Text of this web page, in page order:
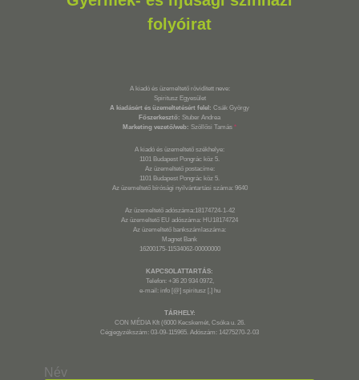
folyóirat
A kiadó és üzemeltető rövidített neve:
Spiritusz Egyesület
A kiadásért és üzemeltetésért felel: Csák György
Főszerkesztő: Stuber Andrea
Marketing vezető/web: Szöllősi Tamás *
A kiadó és üzemeltető székhelye:
1101 Budapest Pongrác köz 5.
Az üzemeltető postacíme:
1101 Budapest Pongrác köz 5.
Az üzemeltető bírósági nyilvántartási száma: 9640
Az üzemeltető adószáma:18174724-1-42
Az üzemeltető EU adószáma: HU18174724
Az üzemeltető bankszámlaszáma:
Magnet Bank
16200175-11534062-00000000
KAPCSOLATTARTÁS:
Telefon: +36 20 934 0972,
e-mail: info [@] spiritusz [.] hu
TÁRHELY:
CON MÉDIA Kft (6000 Kecskemét, Csóka u. 26.
Cégjegyzékszám: 03-09-115965. Adószám: 14275270-2-03
Név